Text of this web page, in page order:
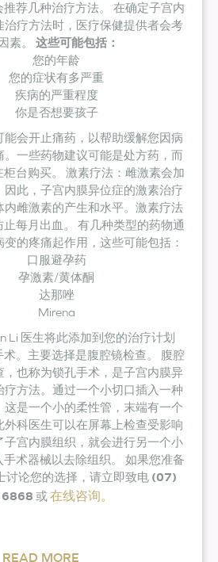
荐几种治疗方法。 在确定子宫内
治疗方法时，医疗保健提供者会考
素。 这些可能包括：
您的年龄
您的症状有多严重
疾病的严重程度
你是否想要孩子
能会开止痛药，以帮助缓解您因病
一些药物建议可能是处方药，而
台购买。 激素疗法：雌激素会加
此，子宫内膜异位症的激素治疗
内雌激素的产生和水平。激素疗法
每月出血。 有几种类型的药物通
的疼痛起作用，这些可能包括：
口服避孕药
孕激素/黄体酮
达那唑
Mirena
Li 医生将此添加到您的治疗计划
。主要选择是腹腔镜检查。 腹腔
，也称为锁孔手术，是子宫内膜异
方法。通过一个小切口插入一种
是一个小的柔性管，末端有一个
科医生可以在屏幕上检查受影响
子宫内膜组织，就会进行另一个小
术器械以去除组织。 如果您准备
讨论您的选择，请立即致电 (07)
或 在线咨询。
READ MORE